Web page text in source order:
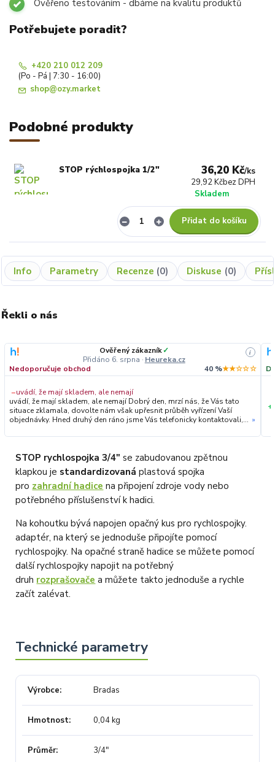
Ověřeno testováním - dbáme na kvalitu produktů
Potřebujete poradit?
+420 210 012 209
(Po - Pá | 7:30 - 16:00)
shop@ozy.market
Podobné produkty
STOP rýchlospojka 1/2" 36,20 Kč/ks
29,92 Kčbez DPH
Skladem
Přidat do košíku
Info Parametry Recenze 0 Diskuse 0
Řekli o nás
Ověřený zákazník✓
Přidáno 6. srpna · Heureka.cz
i
Nedoporučuje obchod 40 %★★☆☆☆
−uvádí, že mají skladem, ale nemají
uvádí, že mají skladem, ale nemají Dobrý den, mrzí nás, že Vás tato
situace zklamala, dovolte nám však upřesnit průběh vyřízení Vaší
objednávky. Hned druhý den ráno jsme Vás telefonicky kontaktovali,
prověřovali jeho dostupnost přímo u dodavatele. Jelikož zboží
všem jsme Vás obratem informovali a náležitě se omluvili.
Zakládáme si na férovém a rychlém jednání. O to více nás mrzí, že i
přes naši okamžitou reakci, osobní telefonát a maximální snahu náš
obchod nedoporučujete. Věříme, že nám v budoucnu dáte příležitost
přesvědčit Vás o kvalitě našich služeb. Tým OZY.market
»
+
STOP rychlospojka 3/4" se zabudovanou zpětnou
klapkou je standardizovanáplastová spojka
pro zahradní hadice na připojení zdroje vody nebo
potřebného příslušenství k hadici.
Na kohoutku bývá napojen opačný kus pro rychlospojky.
adaptér, na který se jednoduše připojíte pomocí
rychlospojky. Na opačné straně hadice se můžete pomocí
další rychlospojky napojit na potřebný
druh rozprašovače a můžete takto jednoduše a rychle
začít zalévat.
Výrobce Bradas
Hmotnost 0,04 kg
Průměr 3/4"